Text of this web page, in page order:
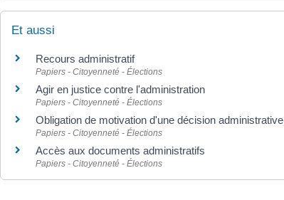
Et aussi
Recours administratif
Papiers - Citoyenneté - Élections
Agir en justice contre l'administration
Papiers - Citoyenneté - Élections
Obligation de motivation d'une décision administrative
Papiers - Citoyenneté - Élections
Accès aux documents administratifs
Papiers - Citoyenneté - Élections